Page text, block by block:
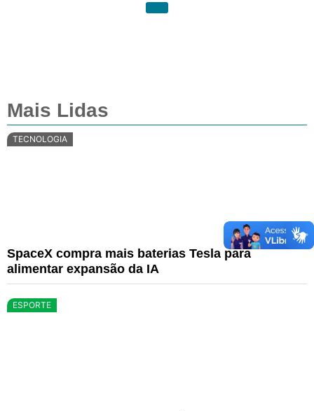
Mais Lidas
TECNOLOGIA
SpaceX compra mais baterias Tesla para
alimentar expansão da IA
ESPORTE